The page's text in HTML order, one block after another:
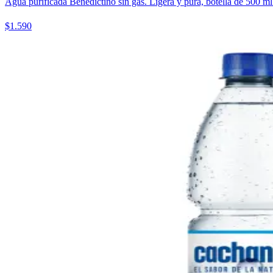
$1.590